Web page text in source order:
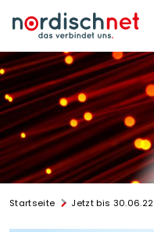
Startseite Jetzt bis 30.06.22